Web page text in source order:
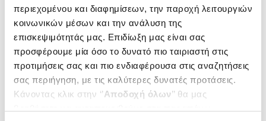
περιεχομένου και διαφημίσεων, την παροχή λειτουργιών
κοινωνικών μέσων και την ανάλυση της
επισκεψιμότητάς μας. Επιδίωξη μας είναι σας
προσφέρουμε μία όσο το δυνατό πιο ταιριαστή στις
προτιμήσεις σας και πιο ενδιαφέρουσα στις αναζητήσεις
σας περιήγηση, με τις καλύτερες δυνατές προτάσεις.
Κάνοντας κλικ στην ‘’Αποδοχή όλων’’ θα μας